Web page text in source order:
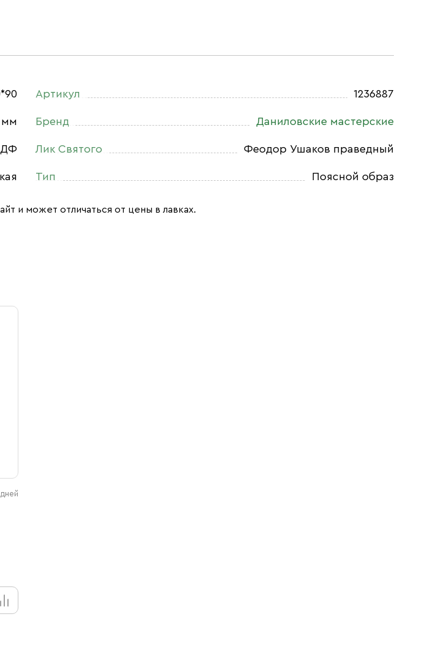
мм
Артикул 1236887
Бренд Даниловские мастерские
Лик Святого Феодор Ушаков праведный
Тип Поясной образ
и может отличаться от цены в лавках.